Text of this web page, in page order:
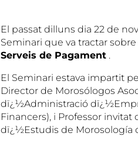
El passat dilluns dia 22 de
Seminari que va tractar sobre
Serveis de Pagament .
El Seminari estava impartit
Director de Morosólogos
dï¿½Administració
Financers), i Professor
dï¿½Estudis de Morosología